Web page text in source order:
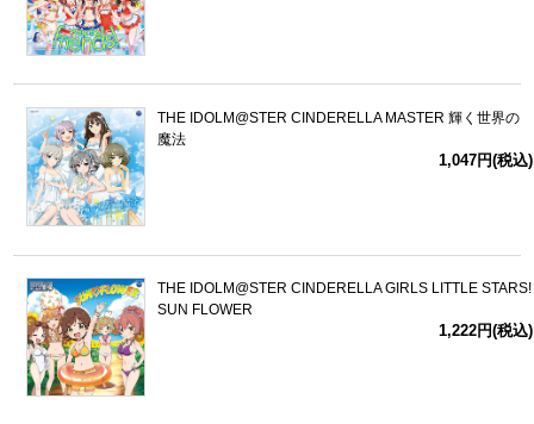
THE IDOLM@STER CINDERELLA MASTER 輝く世界の
魔法
1,047円(税込)
THE IDOLM@STER CINDERELLA GIRLS LITTLE STARS!
SUN FLOWER
1,222円(税込)